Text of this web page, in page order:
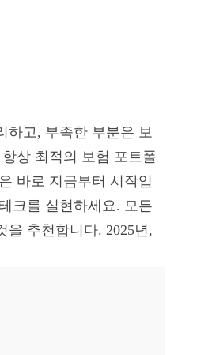
하고, 부족한 부분은 보
상 최적의 보험 포트폴
바로 지금부터 시작입
크를 실현하세요. 모든
추천합니다. 2025년,